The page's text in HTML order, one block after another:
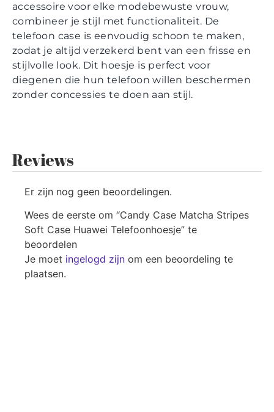
accessoire voor elke modebewuste vrouw,
combineer je stijl met functionaliteit. De
telefoon case is eenvoudig schoon te maken,
zodat je altijd verzekerd bent van een frisse en
stijlvolle look. Dit hoesje is perfect voor
diegenen die hun telefoon willen beschermen
zonder concessies te doen aan stijl.
Reviews
Er zijn nog geen beoordelingen.
Wees de eerste om “Candy Case Matcha Stripes
Soft Case Huawei Telefoonhoesje” te
beoordelen
Je moet ingelogd zijn om een beoordeling te
plaatsen.